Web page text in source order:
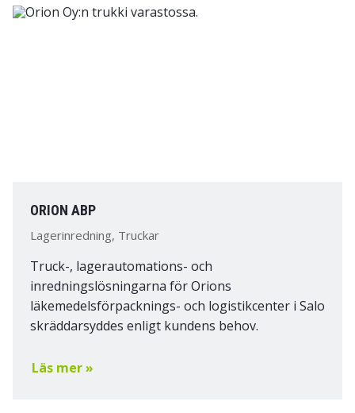
ORION ABP
Lagerinredning, Truckar
Truck-, lagerautomations- och
inredningslösningarna för Orions
läkemedelsförpacknings- och logistikcenter i Salo
skräddarsyddes enligt kundens behov.
Läs mer »